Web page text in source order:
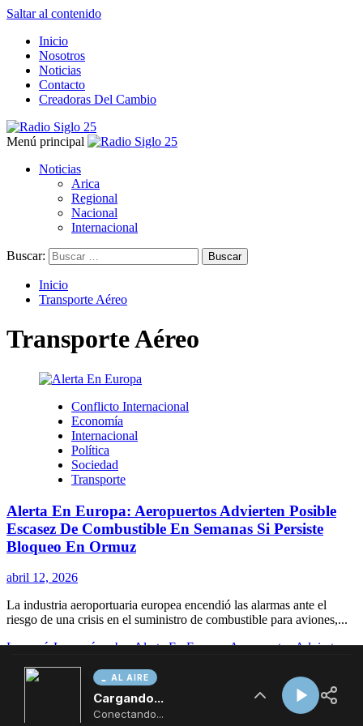
AL AIRE
Cargando...
Conectando...